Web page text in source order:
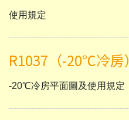
使用規定
R1037（-20℃冷房）
-20℃冷房平面圖及使用規定